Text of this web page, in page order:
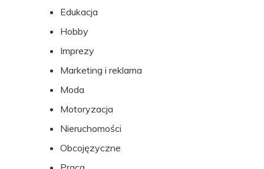
Edukacja
Hobby
Imprezy
Marketing i reklama
Moda
Motoryzacja
Nieruchomości
Obcojęzyczne